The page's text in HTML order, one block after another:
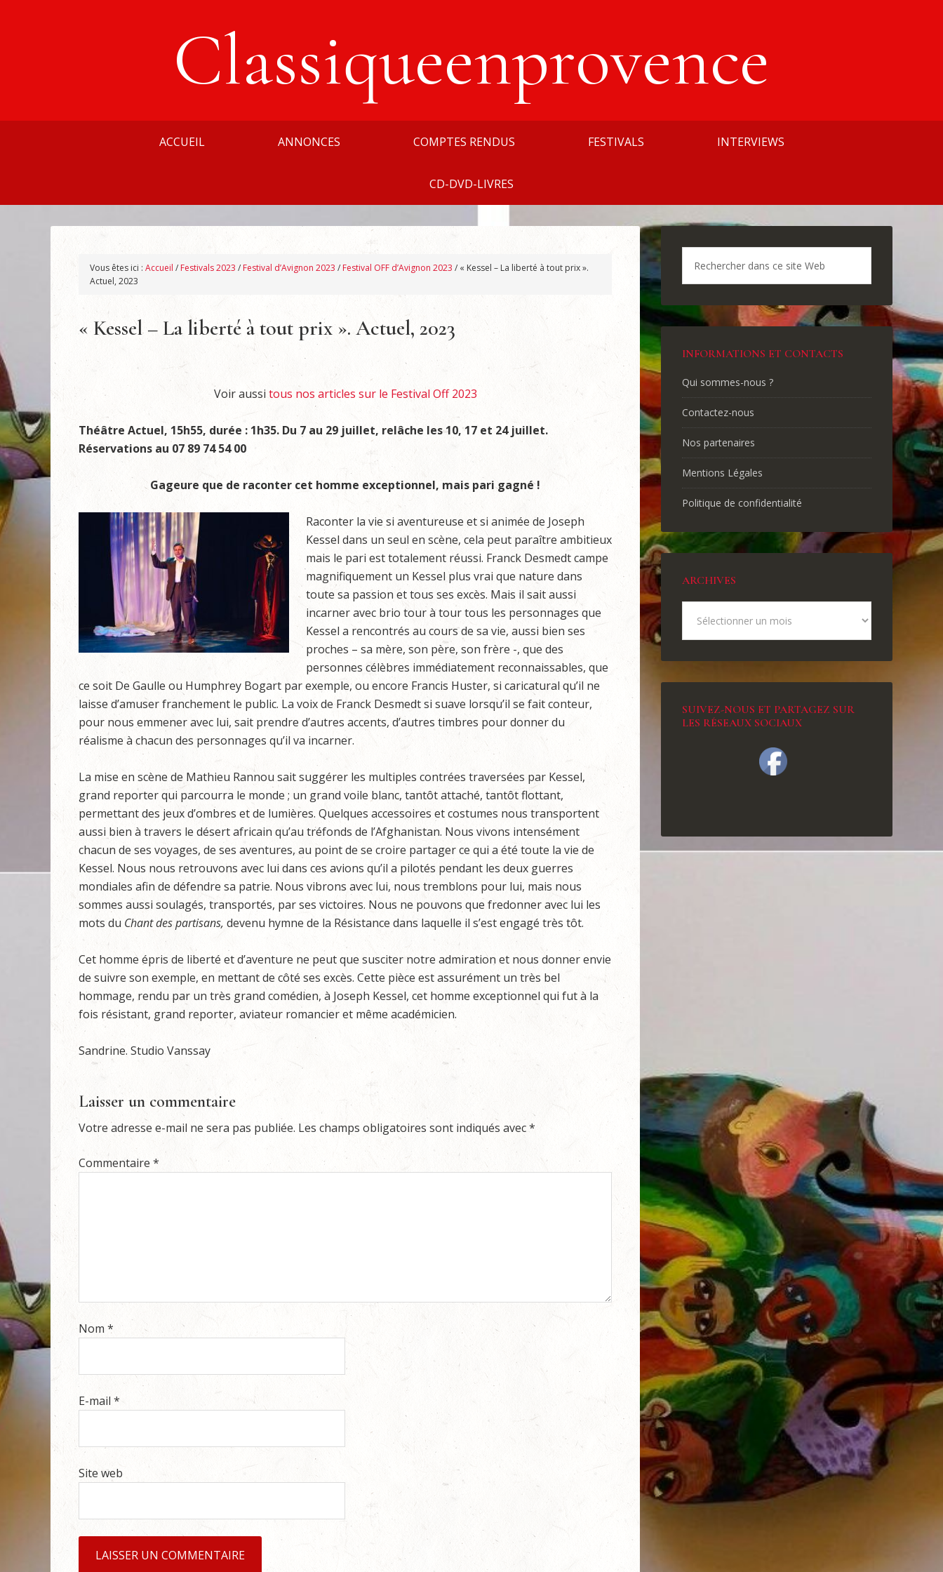
Classiqueenprovence
ACCUEIL ANNONCES COMPTES RENDUS FESTIVALS INTERVIEWS
CD-DVD-LIVRES
Vous êtes ici : Accueil / Festivals 2023 / Festival d’Avignon 2023 / Festival OFF d’Avignon 2023 / « Kessel – La liberté à tout prix ».
Actuel, 2023
« Kessel – La liberté à tout prix ». Actuel, 2023
Voir aussi tous nos articles sur le Festival Off 2023
Théâtre Actuel, 15h55, durée : 1h35. Du 7 au 29 juillet, relâche les 10, 17 et 24 juillet.
Réservations au 07 89 74 54 00
Gageure que de raconter cet homme exceptionnel, mais pari gagné !
Raconter la vie si aventureuse et si animée de Joseph
Kessel dans un seul en scène, cela peut paraître ambitieux
mais le pari est totalement réussi. Franck Desmedt campe
magnifiquement un Kessel plus vrai que nature dans
toute sa passion et tous ses excès. Mais il sait aussi
incarner avec brio tour à tour tous les personnages que
Kessel a rencontrés au cours de sa vie, aussi bien ses
proches – sa mère, son père, son frère -, que des
personnes célèbres immédiatement reconnaissables, que
ce soit De Gaulle ou Humphrey Bogart par exemple, ou encore Francis Huster, si caricatural qu’il ne
laisse d’amuser franchement le public. La voix de Franck Desmedt si suave lorsqu’il se fait conteur,
pour nous emmener avec lui, sait prendre d’autres accents, d’autres timbres pour donner du
réalisme à chacun des personnages qu’il va incarner.
La mise en scène de Mathieu Rannou sait suggérer les multiples contrées traversées par Kessel,
grand reporter qui parcourra le monde ; un grand voile blanc, tantôt attaché, tantôt flottant,
permettant des jeux d’ombres et de lumières. Quelques accessoires et costumes nous transportent
aussi bien à travers le désert africain qu’au tréfonds de l’Afghanistan. Nous vivons intensément
chacun de ses voyages, de ses aventures, au point de se croire partager ce qui a été toute la vie de
Kessel. Nous nous retrouvons avec lui dans ces avions qu’il a pilotés pendant les deux guerres
mondiales afin de défendre sa patrie. Nous vibrons avec lui, nous tremblons pour lui, mais nous
sommes aussi soulagés, transportés, par ses victoires. Nous ne pouvons que fredonner avec lui les
mots du Chant des partisans, devenu hymne de la Résistance dans laquelle il s’est engagé très tôt.
Cet homme épris de liberté et d’aventure ne peut que susciter notre admiration et nous donner envie
de suivre son exemple, en mettant de côté ses excès. Cette pièce est assurément un très bel
hommage, rendu par un très grand comédien, à Joseph Kessel, cet homme exceptionnel qui fut à la
fois résistant, grand reporter, aviateur romancier et même académicien.
Sandrine. Studio Vanssay
Laisser un commentaire
Votre adresse e-mail ne sera pas publiée. Les champs obligatoires sont indiqués avec*
Commentaire *
Nom *
E-mail *
Site web
INFORMATIONS ET CONTACTS
Qui sommes-nous ?
Contactez-nous
Nos partenaires
Mentions Légales
Politique de confidentialité
ARCHIVES
SUIVEZ-NOUS ET PARTAGEZ SUR
LES RÉSEAUX SOCIAUX